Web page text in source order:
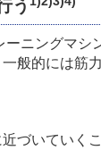
う
ニングマシ
般的には筋
づいていく